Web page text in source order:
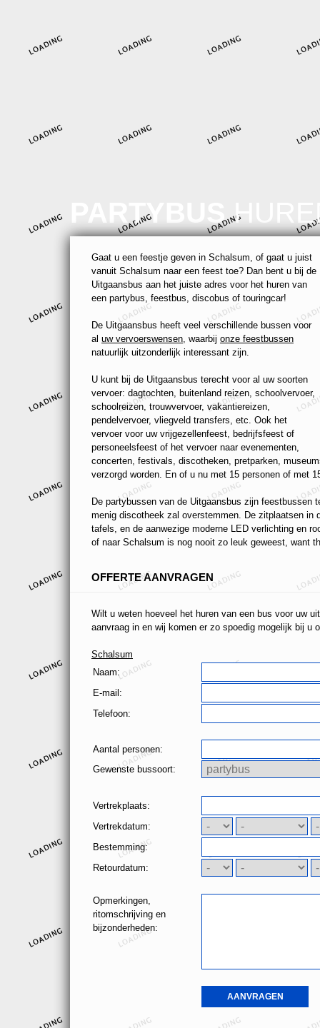
PARTYBUS
Gaat u een feestje geven in Schalsum, of gaat u juist
vanuit Schalsum naar een feest toe? Dan bent u bij de
Uitgaansbus aan het juiste adres voor het huren van
een partybus, feestbus, discobus of touringcar!
De Uitgaansbus heeft veel verschillende bussen voor
al uw vervoerswensen, waarbij onze feestbussen
natuurlijk uitzonderlijk interessant zijn.
U kunt bij de Uitgaansbus terecht voor al uw soorten
vervoer: dagtochten, buitenland reizen, schoolvervoer,
schoolreizen, trouwvervoer, vakantiereizen,
pendelvervoer, vliegveld transfers, etc. Ook het
vervoer voor uw vrijgezellenfeest, bedrijfsfeest of
personeelsfeest of het vervoer naar evenementen,
concerten, festivals, discotheken, pretparken,
verzorgd worden. En of u nu met 15 personen of met
De partybussen van de Uitgaansbus zijn feestbussen
menig discotheek zal overstemmen. De zitplaatsen
tafels, en de aanwezige moderne LED verlichting en
of naar Schalsum is nog nooit zo leuk geweest, want
OFFERTE AANVRAGEN
Wilt u weten hoeveel het huren van een bus voor uw
aanvraag in en wij komen er zo spoedig mogelijk bij u
Schalsum
Naam:
E-mail:
Telefoon:
Aantal personen:
Gewenste bussoort:
Vertrekplaats:
Vertrekdatum:
Bestemming:
Retourdatum:
Opmerkingen,
ritomschrijving en
bijzonderheden: